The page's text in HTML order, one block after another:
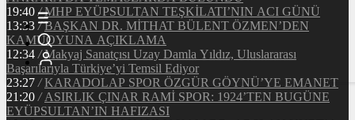
19:40 / MHP EYÜPSULTAN TEŞKİLATI’NIN ACI GÜNÜ
13:33 / BAŞKAN DR. MİTHAT BÜLENT ÖZMEN’DEN
KAMUOYUNA AÇIKLAMA
12:34 / Makyaj Sanatçısı Uzay Damla Yıldız, Uluslararası
Başarılarıyla Türkiye’yi Temsil Ediyor
23:27 / KARADOLAP SPOR ÖZGÜR GÖYNÜ’YE EMANET
21:20 / ASIRLIK ÇINAR RAMİ SPOR: 1924’TEN BUGÜNE
EYÜPSULTAN’IN HAFIZASI